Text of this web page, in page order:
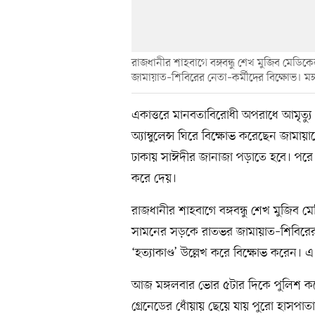
রাজধানীর শাহবাগে বঙ্গবন্ধু শেখ মুজিব
জামায়াত–শিবিরের নেতা–কর্মীদের বিক্ষোভ।
একাত্তরে মানবতাবিরোধী অপরাধে আমৃত্যু
অ্যাম্বুলেন্স ঘিরে বিক্ষোভ করেছেন
ঢাকায় সাঈদীর জানাজা পড়াতে হবে।
করে দেয়।
রাজধানীর শাহবাগে বঙ্গবন্ধু শেখ মুজিব
সামনের সড়কে রাতভর
‘হত্যাকাণ্ড’ উল্লেখ করে বিক্ষোভ করেন।
আজ মঙ্গলবার ভোর ৫টার দিকে পুলিশ
গ্রেনেডের ধোঁয়ায় ছেয়ে যায় পুরো